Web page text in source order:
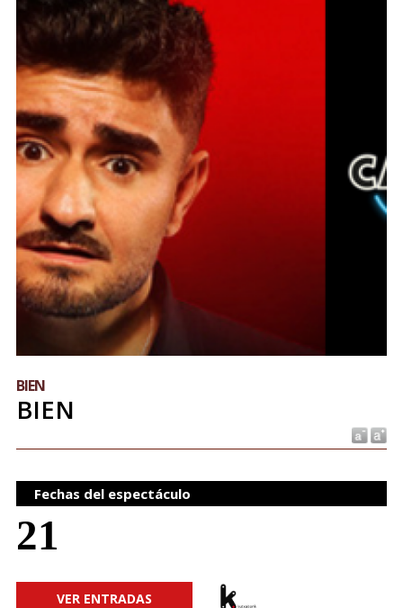
BIEN
BIEN
Fechas del espectáculo
21
VER ENTRADAS